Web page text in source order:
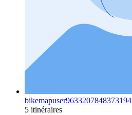
bikemapuser9633207848373194
5 itinéraires